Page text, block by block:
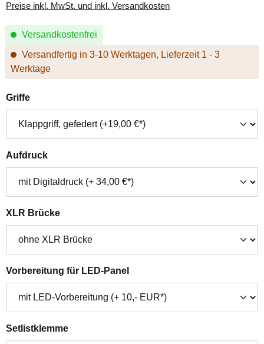
Preise inkl. MwSt. und inkl. Versandkosten
Versandkostenfrei
Versandfertig in 3-10 Werktagen, Lieferzeit 1 - 3
Werktage
Griffeauswählen
Aufdruckauswählen
XLR Brückeauswählen
Vorbereitung für LED-Panelauswählen
Setlistklemmeauswählen